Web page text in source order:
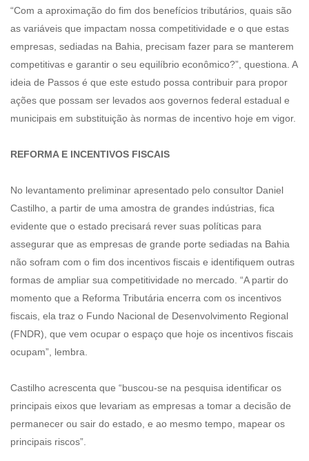
“Com a aproximação do fim dos benefícios tributários, quais são
as variáveis que impactam nossa competitividade e o que estas
empresas, sediadas na Bahia, precisam fazer para se manterem
competitivas e garantir o seu equilíbrio econômico?”, questiona. A
ideia de Passos é que este estudo possa contribuir para propor
ações que possam ser levados aos governos federal estadual e
municipais em substituição às normas de incentivo hoje em vigor.
REFORMA E INCENTIVOS FISCAIS
No levantamento preliminar apresentado pelo consultor Daniel
Castilho, a partir de uma amostra de grandes indústrias, fica
evidente que o estado precisará rever suas políticas para
assegurar que as empresas de grande porte sediadas na Bahia
não sofram com o fim dos incentivos fiscais e identifiquem outras
formas de ampliar sua competitividade no mercado. “A partir do
momento que a Reforma Tributária encerra com os incentivos
fiscais, ela traz o Fundo Nacional de Desenvolvimento Regional
(FNDR), que vem ocupar o espaço que hoje os incentivos fiscais
ocupam”, lembra.
Castilho acrescenta que “buscou-se na pesquisa identificar os
principais eixos que levariam as empresas a tomar a decisão de
permanecer ou sair do estado, e ao mesmo tempo, mapear os
principais riscos”.